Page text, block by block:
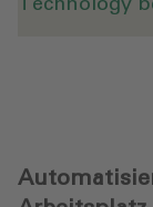
Technology